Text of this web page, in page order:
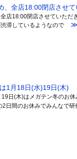
、全店18:00閉店させて
店18:00閉店させていただ
滞しているようなので≫
1月18日(水)19日(木)
日(木)はメガテン冬のお
日間のお休みでみんなで研